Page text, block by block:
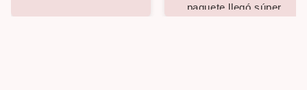
paquete llegó súper